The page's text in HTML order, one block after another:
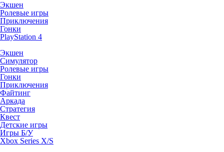
Экшен
Ролевые игры
Приключения
Гонки
PlayStation 4
Экшен
Симулятор
Ролевые игры
Гонки
Приключения
Файтинг
Аркада
Стратегия
Квест
Детские игры
Игры Б/У
Xbox Series X/S